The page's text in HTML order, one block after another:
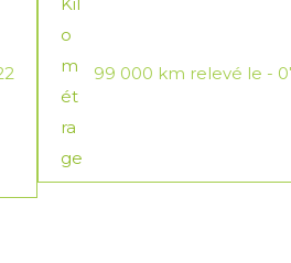
99 000 km relevé le -